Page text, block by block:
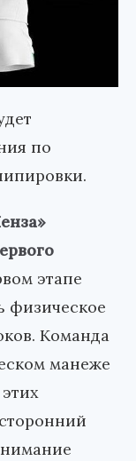
по
этапе
физическое
Команда
манеже